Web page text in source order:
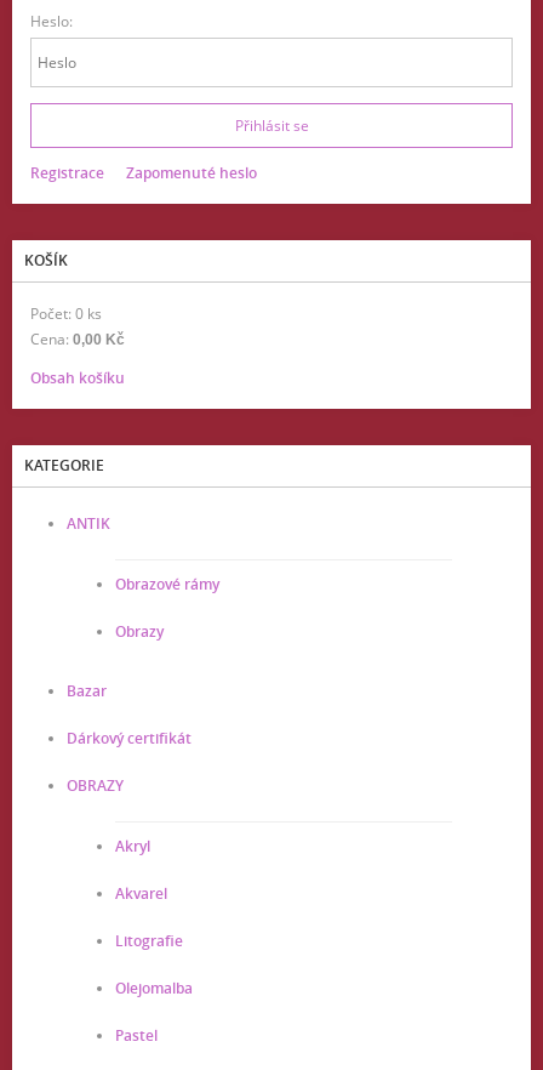
Heslo:
Registrace Zapomenuté heslo
KOŠÍK
Počet: 0 ks
Cena: 0,00 Kč
Obsah košíku
KATEGORIE
ANTIK
Obrazové rámy
Obrazy
Bazar
Dárkový certifikát
OBRAZY
Akryl
Akvarel
Litografie
Olejomalba
Pastel